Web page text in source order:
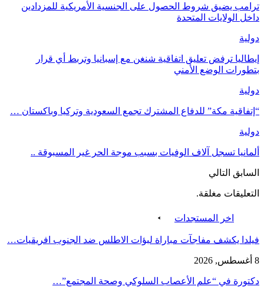
ترامب يضيق شروط الحصول على الجنسية الأمريكية للمزدادين
داخل الولايات المتحدة
دولية
إيطاليا ترفض تعليق اتفاقية شنغن مع إسبانيا وتربط أي قرار
بتطورات الوضع الأمني
دولية
“إتفاقية مكة” للدفاع المشترك تجمع السعودية وتركيا وباكستان …
دولية
ألمانيا تسجل آلاف الوفيات بسبب موجة الحر غير المسبوقة ..
السابق التالي
التعليقات مغلقة.
اخر المستجدات
فيلدا يكشف مفاجآت مباراة لبؤات الاطلس ضد الجنوب افريقيات…
8 أغسطس, 2026
دكتورة في “علم الأعصاب السلوكي وصحة المجتمع”…